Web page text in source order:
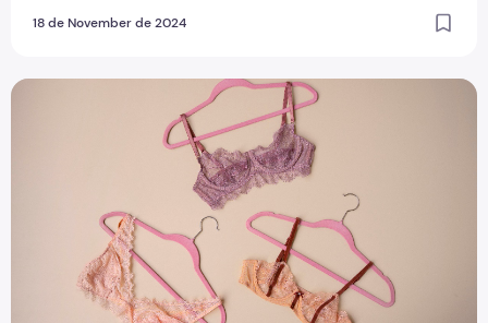
18 de November de 2024
A evolução da lingerie: da funcionalidade à moda